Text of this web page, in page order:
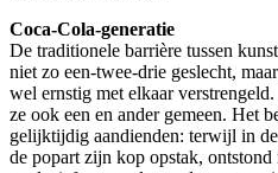
Coca-Cola-generatie
De traditionele barrière tussen
niet zo een-twee-drie geslecht,
wel ernstig met elkaar
ze ook een en ander gemeen. Het
gelijktijdig aandienden: terwijl in
de popart zijn kop opstak,